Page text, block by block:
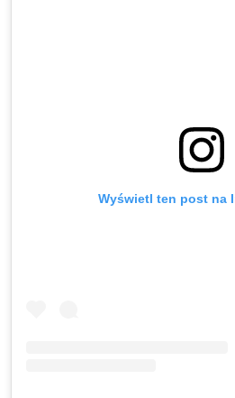
Wyświetl ten post na